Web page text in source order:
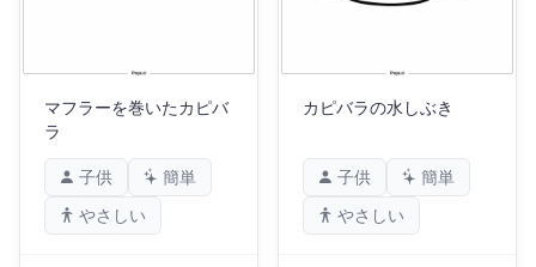
マフラーを巻いたカピバ
ラ
子供
簡単
やさしい
カピバラの水しぶき
子供
簡単
やさしい